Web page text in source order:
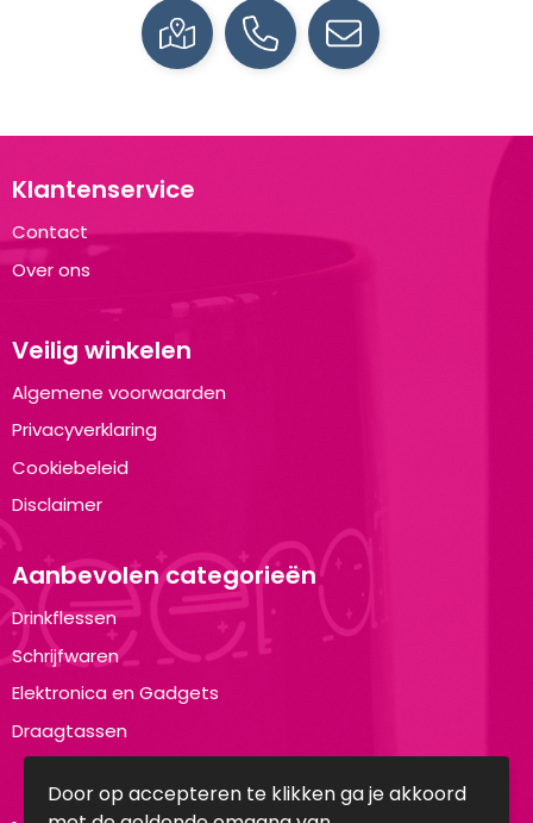
Klantenservice
Contact
Over ons
Veilig winkelen
Algemene voorwaarden
Privacyverklaring
Cookiebeleid
Disclaimer
Aanbevolen categorieën
Drinkflessen
Schrijfwaren
Elektronica en Gadgets
Draagtassen
Door op accepteren te klikken ga je akkoord